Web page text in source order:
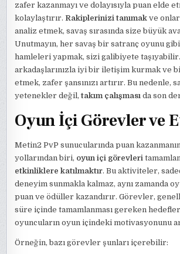
zafer kazanmayı ve dolayısıyla puan elde
kolaylaştırır. Rakiplerinizi tanımak ve
analiz etmek, savaş sırasında size büyük
Unutmayın, her savaş bir satranç oyunu
hamleleri yapmak, sizi galibiyete taşıyabilir.
arkadaşlarınızla iyi bir iletişim kurmak ve
etmek, zafer şansınızı artırır. Bu nedenle,
yetenekler değil,takım çalışması da son
Oyun İçi Görevler ve
Metin2 PvP sunucularında puan
yollarından biri, oyun içi görevleri
etkinliklere katılmaktır. Bu aktiviteler,
deneyim sunmakla kalmaz, aynı zamanda
puan ve ödüller kazandırır. Görevler,
süre içinde tamamlanması gereken
oyuncuların oyun içindeki motivasyonunu
Örneğin, bazı görevler şunları içerebilir: